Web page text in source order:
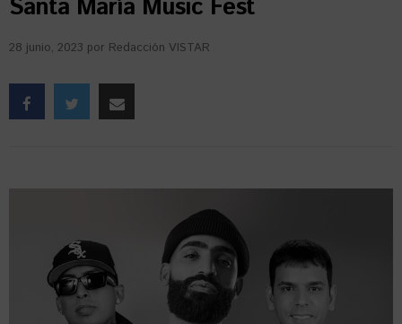
Santa María Music Fest
28 junio, 2023 por Redacción VISTAR